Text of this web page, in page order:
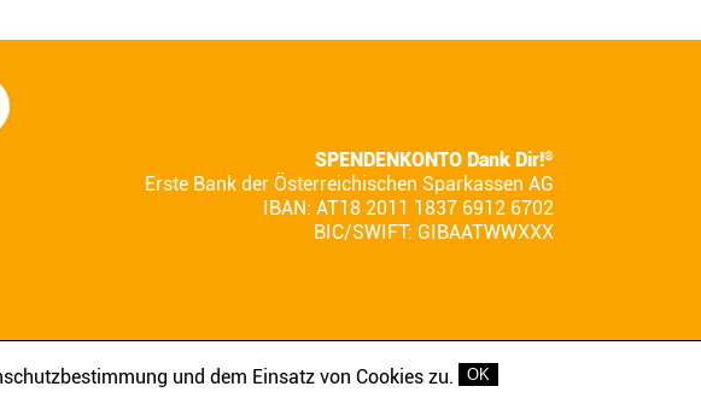
SPENDENKONTO Dank Dir!®
Erste Bank der Österreichischen Sparkassen AG
IBAN: AT18 2011 1837 6912 6702
BIC/SWIFT: GIBAATWWXXX
und dem Einsatz von Cookies zu.
OK